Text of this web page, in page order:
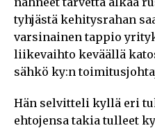
tyhjästä kehitysrahan
varsinainen tappio
liikevaihto keväällä
sähkö ky:n
Hän selvitteli kyllä eri
ehtojensa takia tulleet